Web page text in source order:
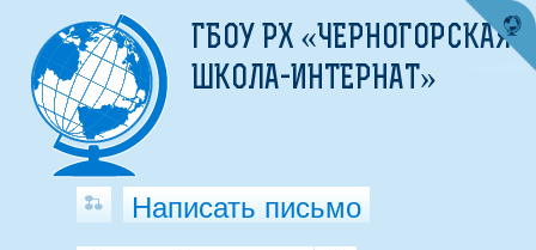
ГБОУ РХ «ЧЕРНОГОРСКАЯ
ШКОЛА-ИНТЕРНАТ»
Написать письмо